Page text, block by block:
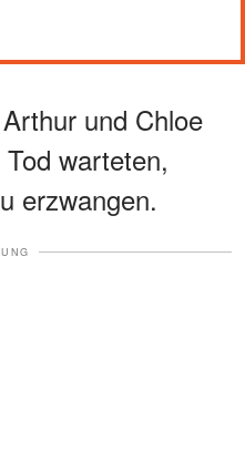
und Chloe
warteten,
erzwangen.